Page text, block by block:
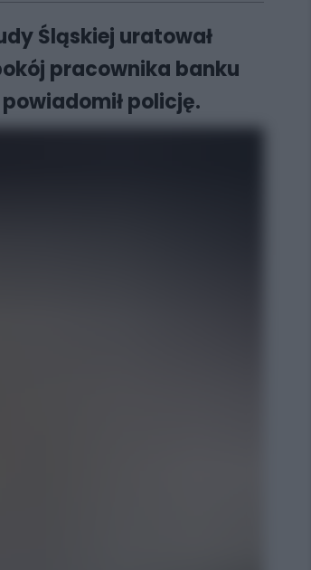
Śląskiej uratował
pracownika banku
policję.